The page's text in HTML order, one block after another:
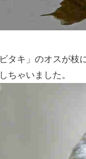
タキ」のオスが枝
ちゃいました。